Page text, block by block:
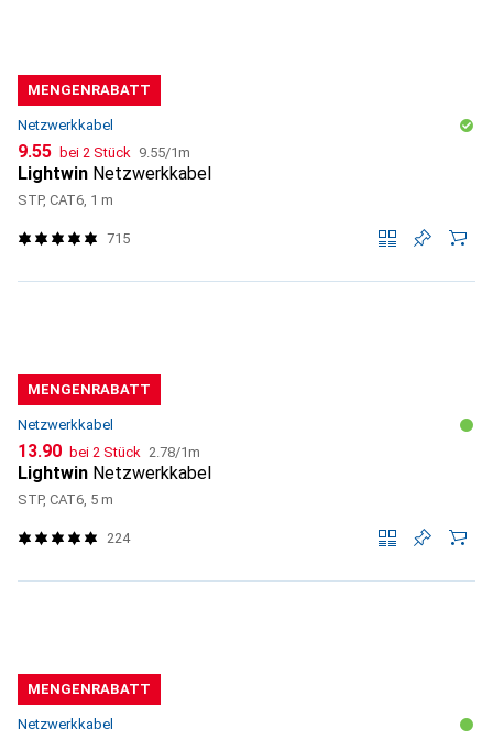
MENGENRABATT
Netzwerkkabel
CHF
9.55 bei 2 Stück CHF
9.55/1m
Lightwin Netzwerkkabel
STP, CAT6, 1 m
715
MENGENRABATT
Netzwerkkabel
CHF
13.90 bei 2 Stück CHF
2.78/1m
Lightwin Netzwerkkabel
STP, CAT6, 5 m
224
MENGENRABATT
Netzwerkkabel